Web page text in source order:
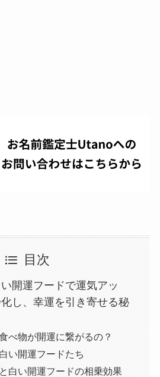
目次
い開運フードで運気アッ
し、幸運を引き寄せる秘
べ物が開運に繋がるの？
い開運フードたち
白い開運フードの相乗効果